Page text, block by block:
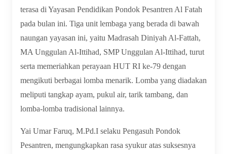
terasa di Yayasan Pendidikan Pondok Pesantren Al Fatah
pada bulan ini. Tiga unit lembaga yang berada di bawah
naungan yayasan ini, yaitu Madrasah Diniyah Al-Fattah,
MA Unggulan Al-Ittihad, SMP Unggulan Al-Ittihad, turut
serta memeriahkan perayaan HUT RI ke-79 dengan
mengikuti berbagai lomba menarik. Lomba yang diadakan
meliputi tangkap ayam, pukul air, tarik tambang, dan
lomba-lomba tradisional lainnya.
Yai Umar Faruq, M.Pd.I selaku Pengasuh Pondok
Pesantren, mengungkapkan rasa syukur atas suksesnya